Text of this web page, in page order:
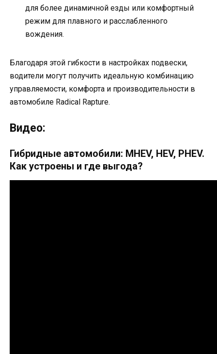
для более динамичной езды или комфортный
режим для плавного и расслабленного
вождения.
Благодаря этой гибкости в настройках подвески,
водители могут получить идеальную комбинацию
управляемости, комфорта и производительности в
автомобиле Radical Rapture.
Видео:
Гибридные автомобили: MHEV, HEV, PHEV.
Как устроены и где выгода?